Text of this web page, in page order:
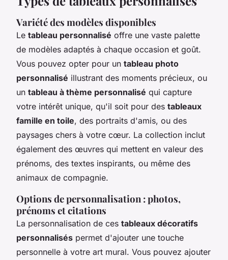
Variété des modèles disponibles
Le tableau personnalisé offre une vaste palette
de modèles adaptés à chaque occasion et goût.
Vous pouvez opter pour un tableau photo
personnalisé illustrant des moments précieux, ou
un tableau à thème personnalisé qui capture
votre intérêt unique, qu'il soit pour des tableaux
famille en toile, des portraits d'amis, ou des
paysages chers à votre cœur. La collection inclut
également des œuvres qui mettent en valeur des
prénoms, des textes inspirants, ou même des
animaux de compagnie.
Options de personnalisation : photos,
prénoms et citations
La personnalisation de ces tableaux décoratifs
personnalisés permet d'ajouter une touche
personnelle à votre art mural. Vous pouvez ajouter